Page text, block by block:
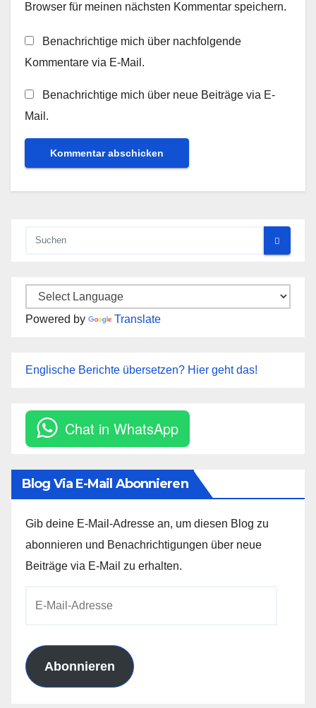
Browser für meinen nächsten Kommentar speichern.
Benachrichtige mich über nachfolgende
Kommentare via E-Mail.
Benachrichtige mich über neue Beiträge via E-
Mail.
Powered by Translate
Englische Berichte übersetzen? Hier geht das!
Chat in WhatsApp
Blog Via E-Mail Abonnieren
Gib deine E-Mail-Adresse an, um diesen Blog zu
abonnieren und Benachrichtigungen über neue
Beiträge via E-Mail zu erhalten.
Abonnieren